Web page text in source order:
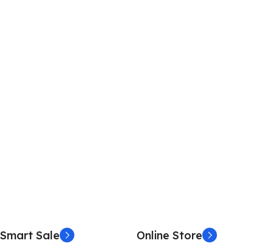
Smart Sale Online Store